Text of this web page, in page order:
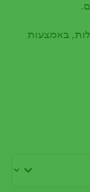
באמצעות